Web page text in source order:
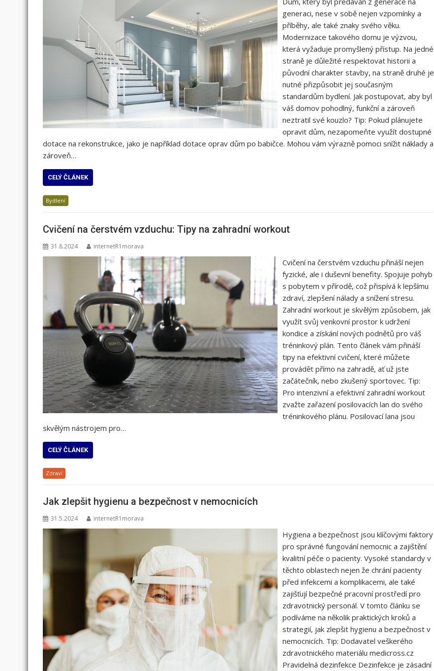
generaci, nese v sobě nejen vzpomínky a
příběhy, ale také znaky svého věku.
Modernizace takového domu je výzvou,
která vyžaduje promyšlený přístup. Na jedné
straně je důležité respektovat historii a
původní charakter stavby, na straně druhé je
nutné přizpůsobit jej současným
standardům bydlení. Jak postupovat, aby byl
váš domov pohodlný, funkční a zároveň
neztratil své kouzlo? Tip: Pokud plánujete
opravit dům, nezapomeňte využít dostupné
dotace na rekonstrukce, jako je například dotace oprav dům po babičce. Mohou vám výrazně pomoci snížit náklady a
zároveň…
CELÝ ČLÁNEK
Bydlení
Cvičení na čerstvém vzduchu: Tipy na zahradní workout
31.8.2024 internetR1morava
Cvičení na čerstvém vzduchu přináší nejen
fyzické, ale i duševní benefity. Spojuje pohyb
s pobytem v přírodě, což přispívá k lepšímu
zdraví, zlepšení nálady a snížení stresu.
Zahradní workout je skvělým způsobem, jak
využít svůj venkovní prostor k udržení
kondice a získání nových podnětů pro váš
tréninkový plán. Tento článek vám přináší
tipy na efektivní cvičení, které můžete
provádět přímo na zahradě, ať už jste
začátečník, nebo zkušený sportovec. Tip:
Pro intenzivní a efektivní zahradní workout
zvažte zařazení posilovacích lan do svého
tréninkového plánu. Posilovací lana jsou
skvělým nástrojem pro…
CELÝ ČLÁNEK
Zdraví
Jak zlepšit hygienu a bezpečnost v nemocnicích
31.5.2024 internetR1morava
Hygiena a bezpečnost jsou klíčovými faktory
pro správné fungování nemocnic a zajištění
kvalitní péče o pacienty. Vysoké standardy v
těchto oblastech nejen že chrání pacienty
před infekcemi a komplikacemi, ale také
zajišťují bezpečné pracovní prostředí pro
zdravotnický personál. V tomto článku se
podíváme na několik praktických kroků a
strategií, jak zlepšit hygienu a bezpečnost v
nemocnicích. Tip: Dodavatel veškerého
zdravotnického materiálu medicross.cz
Pravidelná dezinfekce Dezinfekce je zásadní